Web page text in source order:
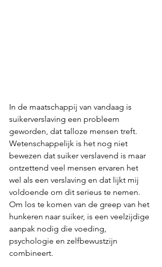
In de maatschappij van vandaag is
suikerverslaving een probleem
geworden, dat talloze mensen treft.
Wetenschappelijk is het nog niet
bewezen dat suiker verslavend is maar
ontzettend veel mensen ervaren het
wel als een verslaving en dat lijkt mij
voldoende om dit serieus te nemen.
Om los te komen van de greep van het
hunkeren naar suiker, is een veelzijdige
aanpak nodig die voeding,
psychologie en zelfbewustzijn
combineert.